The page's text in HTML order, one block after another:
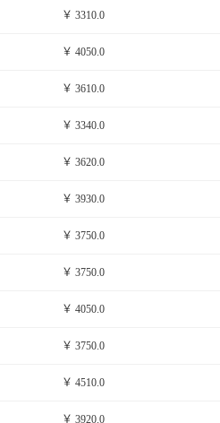
￥ 3310.0
￥ 4050.0
￥ 3610.0
￥ 3340.0
￥ 3620.0
￥ 3930.0
￥ 3750.0
￥ 3750.0
￥ 4050.0
￥ 3750.0
￥ 4510.0
￥ 3920.0